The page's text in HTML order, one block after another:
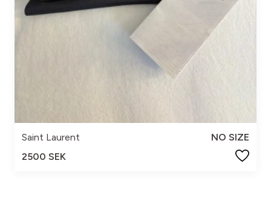
Saint Laurent
NO SIZE
2500 SEK